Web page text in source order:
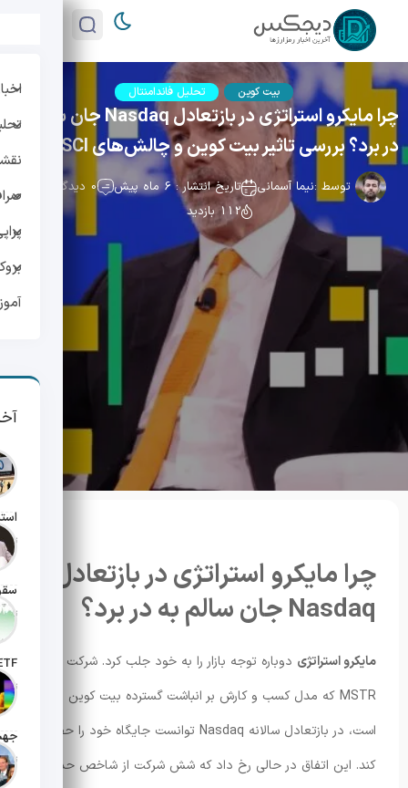
تاریخ
تاریخ
تاریخ
تاریخ
بیت کوین تحلیل فاندامنتال
چرا مایکرو استراتژی در بازتعادل Nasdaq جان سالم به
در برد؟ بررسی تاثیر بیت کوین و چالش‌های MSCI
توسط :نیما آسمانی تاریخ انتشار : 6 ماه پیش
0 دیدگاه
112 بازدید
چرا مایکرو استراتژی در بازتعادل
Nasdaq جان سالم به در برد؟
مایکرو استراتژی دوباره توجه بازار را به خود جلب کرد. شرکت
MSTR که مدل کسب و کارش بر انباشت گسترده بیت کوین متکی
است، در بازتعادل سالانه Nasdaq توانست جایگاه خود را حفظ
کند. این اتفاق در حالی رخ داد که شش شرکت از شاخص حذف و